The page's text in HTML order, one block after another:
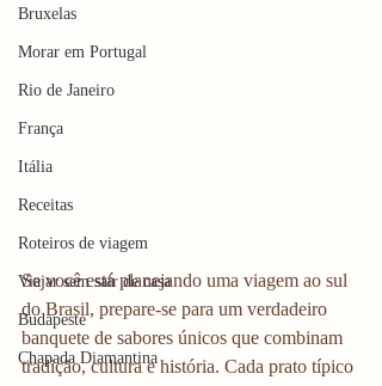
Bruxelas
Morar em Portugal
Rio de Janeiro
França
Itália
Receitas
Roteiros de viagem
Viajar sem sair de casa
Budapeste
Chapada Diamantina
Se você está planejando uma viagem ao sul
do Brasil, prepare-se para um verdadeiro
banquete de sabores únicos que combinam
tradição, cultura e história. Cada prato típico